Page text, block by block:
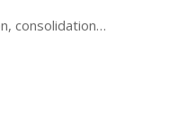
consolidation…